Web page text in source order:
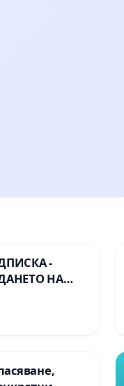
-
НА
НА
ПРИРОДНА
„ХЪЛМ НА